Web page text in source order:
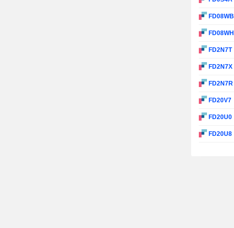
FD08WB
FD08WH
FD2N7T
FD2N7X
FD2N7R
FD20V7
FD20U0
FD20U8